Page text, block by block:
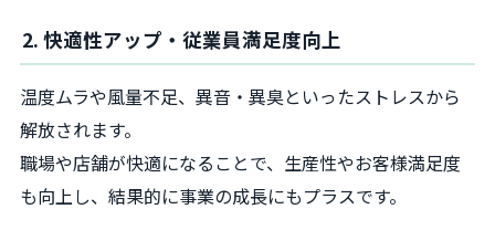
2. 快適性アップ・従業員満足度向上
温度ムラや風量不足、異音・異臭といったストレスから
解放されます。
職場や店舗が快適になることで、生産性やお客様満足度
も向上し、結果的に事業の成長にもプラスです。